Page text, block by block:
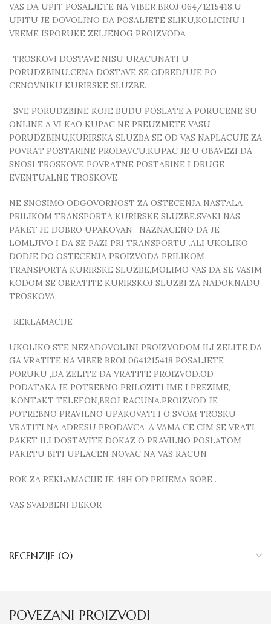
VAS DA UPIT POSALJETE NA VIBER BROJ 064/1215418.U
UPITU JE DOVOLJNO DA POSALJETE SLIKU,KOLICINU I
VREME ISPORUKE ZELJENOG PROIZVODA
-TROSKOVI DOSTAVE NISU URACUNATI U
PORUDZBINU.CENA DOSTAVE SE ODREDJUJE PO
CENOVNIKU KURIRSKE SLUZBE.
-SVE PORUDZBINE KOJE BUDU POSLATE A PORUCENE SU
ONLINE A VI KAO KUPAC NE PREUZMETE VASU
PORUDZBINU,KURIRSKA SLUZBA SE OD VAS NAPLACUJE ZA
POVRAT POSTARINE PRODAVCU.KUPAC JE U OBAVEZI DA
SNOSI TROSKOVE POVRATNE POSTARINE I DRUGE
EVENTUALNE TROSKOVE
NE SNOSIMO ODGOVORNOST ZA OSTECENJA NASTALA
PRILIKOM TRANSPORTA KURIRSKE SLUZBE.SVAKI NAS
PAKET JE DOBRO UPAKOVAN -NAZNACENO DA JE
LOMLJIVO I DA SE PAZI PRI TRANSPORTU .ALI UKOLIKO
DODJE DO OSTECENJA PROIZVODA PRILIKOM
TRANSPORTA KURIRSKE SLUZBE,MOLIMO VAS DA SE VASIM
KODOM SE OBRATITE KURIRSKOJ SLUZBI ZA NADOKNADU
TROSKOVA.
-REKLAMACIJE-
UKOLIKO STE NEZADOVOLJNI PROIZVODOM ILI ZELITE DA
GA VRATITE,NA VIBER BROJ 0641215418 POSALJETE
PORUKU ,DA ZELITE DA VRATITE PROIZVOD.OD
PODATAKA JE POTREBNO PRILOZITI IME I PREZIME,
,KONTAKT TELEFON,BROJ RACUNA.PROIZVOD JE
POTREBNO PRAVILNO UPAKOVATI I O SVOM TROSKU
VRATITI NA ADRESU PRODAVCA ,A VAMA CE CIM SE VRATI
PAKET ILI DOSTAVITE DOKAZ O PRAVILNO POSLATOM
PAKETU BITI UPLACEN NOVAC NA VAS RACUN
ROK ZA REKLAMACIJE JE 48H OD PRIJEMA ROBE .
VAS SVADBENI DEKOR
RECENZIJE (0)
POVEZANI PROIZVODI